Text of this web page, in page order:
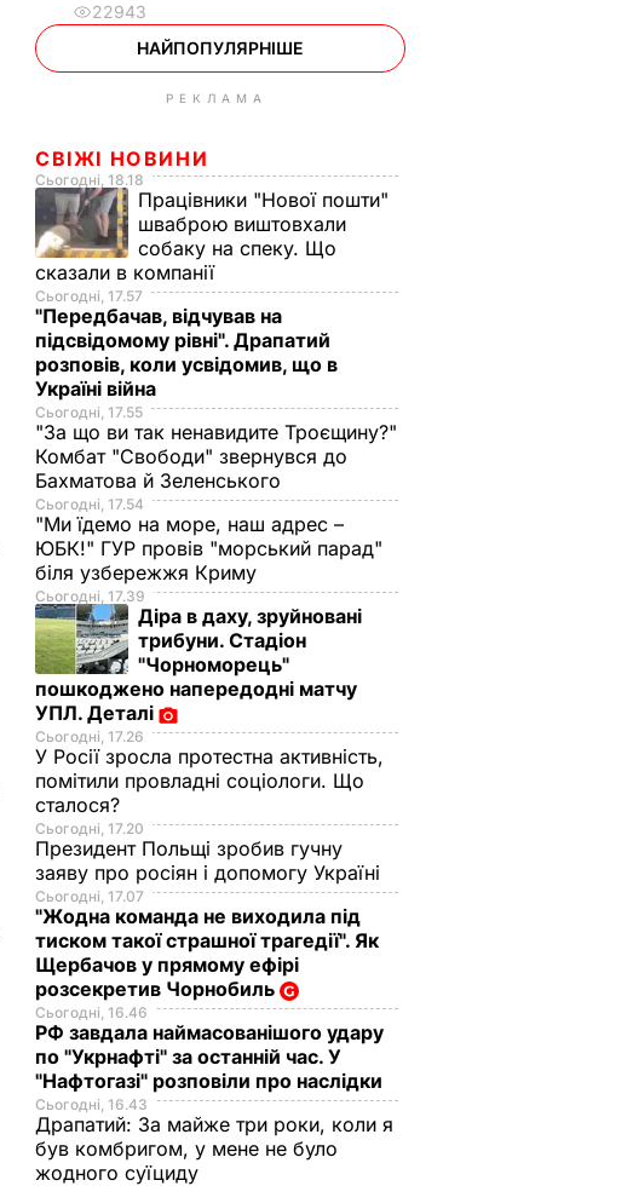
22943
НАЙПОПУЛЯРНІШЕ
РЕКЛАМА
СВІЖІ НОВИНИ
Сьогодні, 18.18
Працівники "Нової пошти"
шваброю виштовхали
собаку на спеку. Що
сказали в компанії
Сьогодні, 17.57
"Передбачав, відчував на
підсвідомому рівні". Драпатий
розповів, коли усвідомив, що в
Україні війна
Сьогодні, 17.55
"За що ви так ненавидите Троєщину?"
Комбат "Свободи" звернувся до
Бахматова й Зеленського
Сьогодні, 17.54
"Ми їдемо на море, наш адрес –
ЮБК!" ГУР провів "морський парад"
біля узбережжя Криму
Сьогодні, 17.39
Діра в даху, зруйновані
трибуни. Стадіон
"Чорноморець"
пошкоджено напередодні матчу
УПЛ. Деталі
Сьогодні, 17.26
У Росії зросла протестна активність,
помітили провладні соціологи. Що
сталося?
Сьогодні, 17.20
Президент Польщі зробив гучну
заяву про росіян і допомогу Україні
Сьогодні, 17.07
"Жодна команда не виходила під
тиском такої страшної трагедії". Як
Щербачов у прямому ефірі
розсекретив Чорнобиль
Сьогодні, 16.46
РФ завдала наймасованішого удару
по "Укрнафті" за останній час. У
"Нафтогазі" розповіли про наслідки
Сьогодні, 16.43
Драпатий: За майже три роки, коли я
був комбригом, у мене не було
жодного суїциду